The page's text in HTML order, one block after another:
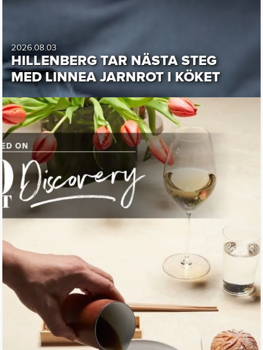
2026.08.03
HILLENBERG TAR NÄSTA STEG
MED LINNEA JARNROT I KÖKET